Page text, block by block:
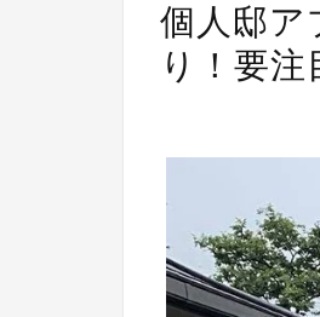
個人邸ア
り！要注